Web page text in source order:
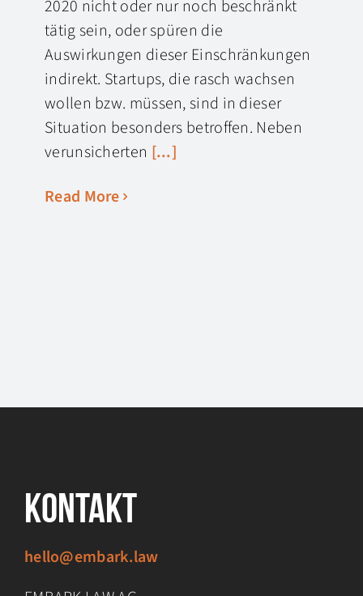
2020 nicht oder nur noch beschränkt
tätig sein, oder spüren die
Auswirkungen dieser Einschränkungen
indirekt. Startups, die rasch wachsen
wollen bzw. müssen, sind in dieser
Situation besonders betroffen. Neben
verunsicherten [...]
Read More
Kontakt
hello@embark.law